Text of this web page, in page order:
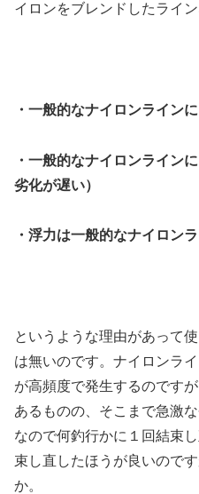
イロンをブレンドしたライ
・一般的なナイロンライン
・一般的なナイロンライン
劣化が遅い）
・浮力は一般的なナイロン
というような理由があって
は無いのです。ナイロンラ
が高頻度で発生するのです
あるものの、そこまで急激
なので何釣行かに１回結束
束し直したほうが良いので
か。